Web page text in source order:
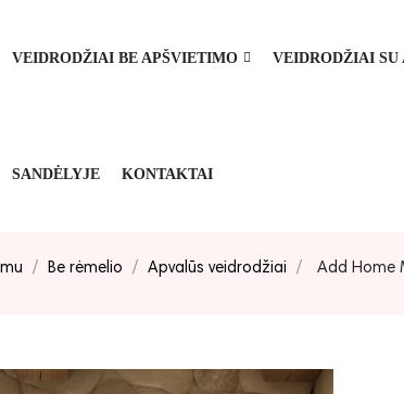
VEIDRODŽIAI BE APŠVIETIMO VEIDRODŽIAI SU
SANDĖLYJE KONTAKTAI
Be rėmelio Apvalūs veidrodžiai Add Home